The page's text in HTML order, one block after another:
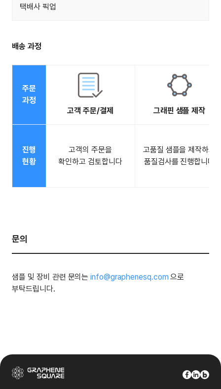
택배사 픽업
배송 과정
주문
과정
고객 주문/결제
그래핀 샘플 제작
진행
현황
고객의 주문을
확인하고 검토합니다
고품질 샘플을 제작하고
품질검사를 진행합니다
문의
샘플 및 장비 관련 문의는info@graphenesq.com 으로
부탁드립니다.